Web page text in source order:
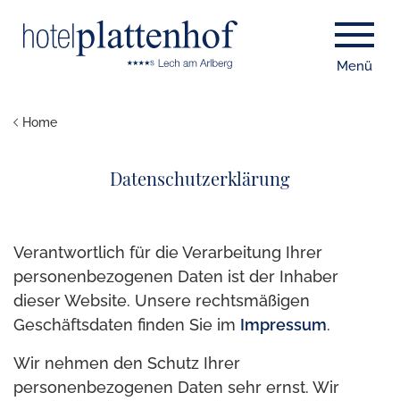
Menü
Home
Datenschutzerklärung
Verantwortlich für die Verarbeitung Ihrer
personenbezogenen Daten ist der Inhaber
dieser Website. Unsere rechtsmäßigen
Geschäftsdaten finden Sie im Impressum.
Wir nehmen den Schutz Ihrer
personenbezogenen Daten sehr ernst. Wir